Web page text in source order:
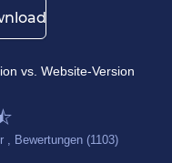
vs. Website-Version
, Bewertungen (1103)